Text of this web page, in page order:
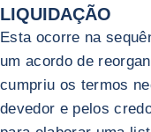
LIQUIDAÇÃO
Esta ocorre na
um acordo de
cumpriu os termos
devedor e pelos